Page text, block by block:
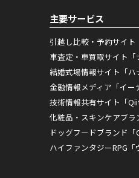
主要サービス
引越し比較・予約サイト
車査定・車買取サイト「
結婚式場情報サイト「ハ
金融情報メディア「イー
技術情報共有サイト「
化粧品・スキンケアブラ
ドッグフードブランド「
ハイファンタジーRPG「